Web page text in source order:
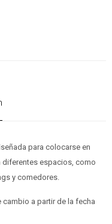
para colocarse en
diferentes espacios, como
y comedores.
cambio a partir de la fecha